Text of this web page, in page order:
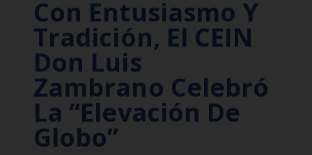
Con Entusiasmo Y
Tradición, El CEIN
Don Luis
Zambrano Celebró
La “Elevación De
Globo”